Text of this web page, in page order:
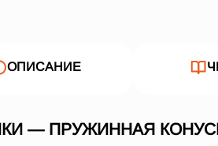
ОПИСАНИЕ
— ПРУЖИННАЯ